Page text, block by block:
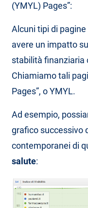
(YMYL) Pages”:
Alcuni tipi di
avere un impatto
stabilità finanziaria
Chiamiamo tali
Pages”, o YMYL.
Ad esempio,
grafico successivo
contemporanei di
salute: